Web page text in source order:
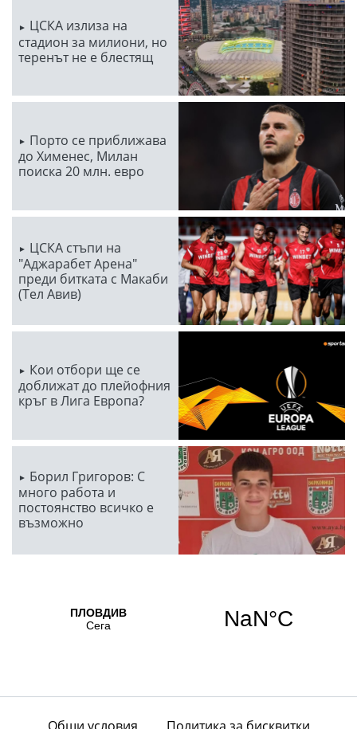
ЦСКА излиза на
стадион за милиони, но
теренът не е блестящ
Порто се приближава
до Хименес, Милан
поиска 20 млн. евро
ЦСКА стъпи на
"Аджарабет Арена"
преди битката с Макаби
(Тел Авив)
Кои отбори ще се
доближат до плейофния
кръг в Лига Европа?
Борил Григоров: С
много работа и
постоянство всичко е
възможно